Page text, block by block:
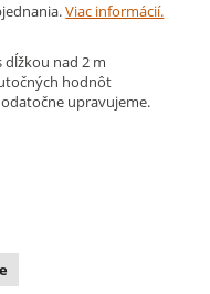
Viac informácií.
dĺžkou nad 2 m
hodnôt
upravujeme.